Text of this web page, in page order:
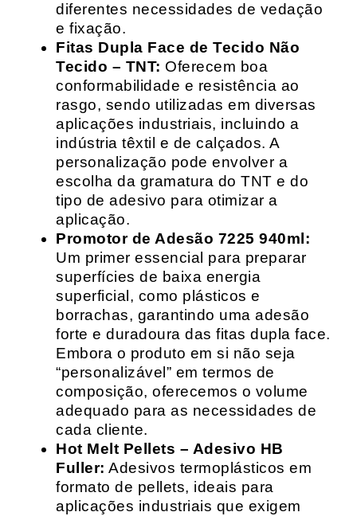
diferentes necessidades de vedação
e fixação.
Fitas Dupla Face de Tecido Não
Tecido – TNT: Oferecem boa
conformabilidade e resistência ao
rasgo, sendo utilizadas em diversas
aplicações industriais, incluindo a
indústria têxtil e de calçados. A
personalização pode envolver a
escolha da gramatura do TNT e do
tipo de adesivo para otimizar a
aplicação.
Promotor de Adesão 7225 940ml:
Um primer essencial para preparar
superfícies de baixa energia
superficial, como plásticos e
borrachas, garantindo uma adesão
forte e duradoura das fitas dupla face.
Embora o produto em si não seja
“personalizável” em termos de
composição, oferecemos o volume
adequado para as necessidades de
cada cliente.
Hot Melt Pellets – Adesivo HB
Fuller: Adesivos termoplásticos em
formato de pellets, ideais para
aplicações industriais que exigem